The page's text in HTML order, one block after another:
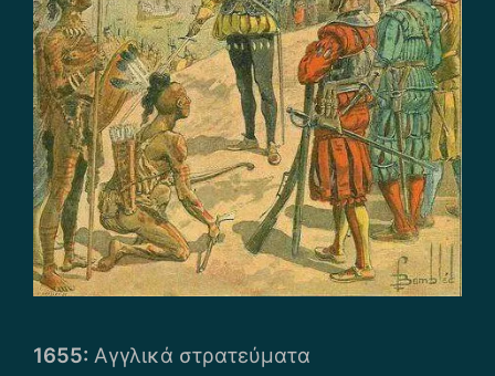
1655: Αγγλικά στρατεύματα